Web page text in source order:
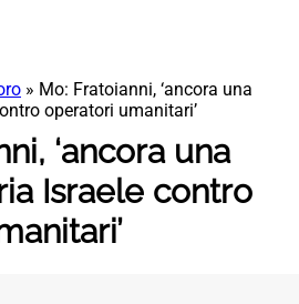
» Mo: Fratoianni, ‘ancora una
operatori umanitari’
‘ancora una
Israele contro